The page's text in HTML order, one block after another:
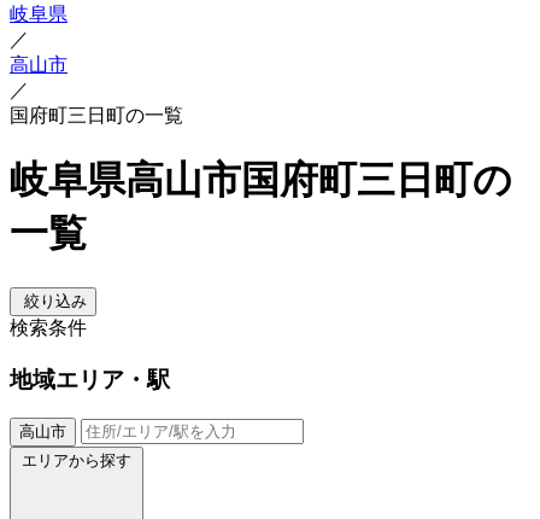
岐阜県
／
高山市
／
国府町三日町の一覧
岐阜県高山市国府町三日町の
一覧
絞り込み
検索条件
地域エリア・駅
高山市
エリアから探す